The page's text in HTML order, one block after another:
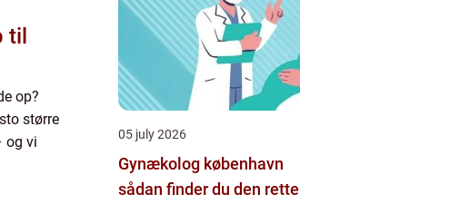
til
op?
større
og vi
05 july 2026
Gynækolog københavn
sådan finder du den rette